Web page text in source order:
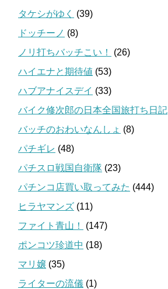
タケシがゆく
(39)
ドッチーノ (8)
ノリ打ちバッチこい！
(26)
ハイエナと期待値 (53)
ハブアナイスデイ (33)
バイク修次郎の日本全国旅打ち日記
バッチのおわいなんしょ (8)
パチギレ (48)
パチスロ戦国自衛隊 (23)
パチンコ店買い取ってみた (444)
ヒラヤマンズ (11)
ファイト青山！
(147)
ポンコツ珍道中 (18)
マリ嬢 (35)
ライターの流儀 (1)